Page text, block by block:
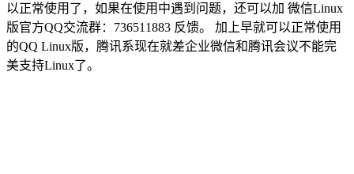
以正常使用了，如果在使用中遇到问题，还可以加 微信Linux
版官方QQ交流群：736511883 反馈。 加上早就可以正常使用
的QQ Linux版，腾讯系现在就差企业微信和腾讯会议不能完
美支持Linux了。